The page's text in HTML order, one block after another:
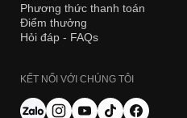
Phương thức thanh toán
Điểm thưởng
Hỏi đáp - FAQs
KẾT NỐI VỚI CHÚNG TÔI